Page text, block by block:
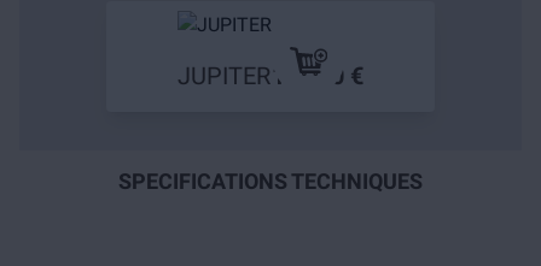
JUPITER 109,90 €
SPECIFICATIONS TECHNIQUES